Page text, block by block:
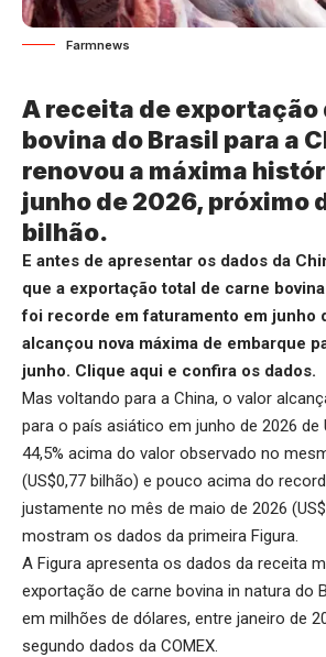
Farmnews
A receita de exportação
bovina do Brasil para a
renovou a máxima
junho de 2026, próximo
bilhão.
E antes de apresentar os dados da
que a exportação total de carne
foi recorde em faturamento em junho
alcançou nova máxima de embarque
junho. Clique aqui e confira os dados.
Mas voltando para a China, o valor
para o país asiático em junho de 2026 de
44,5% acima do valor observado no
(US$0,77 bilhão) e pouco acima do
justamente no mês de maio de 2026
mostram os dados da primeira Figura.
A Figura apresenta os dados da receita
exportação de carne bovina in natura do
em milhões de dólares, entre janeiro de
segundo dados da COMEX.